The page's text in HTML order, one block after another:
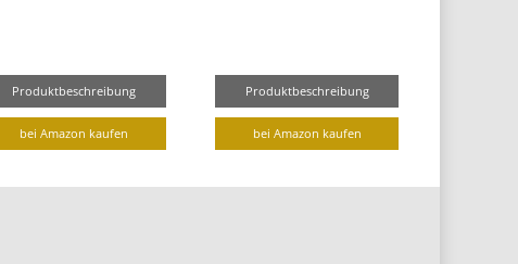
Produktbeschreibung
bei Amazon kaufen
Produktbeschreibung
bei Amazon kaufen